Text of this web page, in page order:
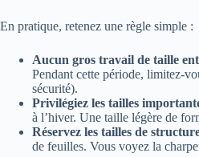
En pratique, retenez une règle simple :
Aucun gros travail de taille
Pendant cette période, limitez-
sécurité).
Privilégiez les tailles
à l’hiver. Une taille légère de
Réservez les tailles de
de feuilles. Vous voyez la